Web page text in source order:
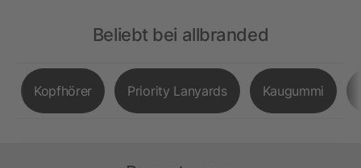
Beliebt bei allbranded
Kopfhörer Priority Lanyards Kaugummi